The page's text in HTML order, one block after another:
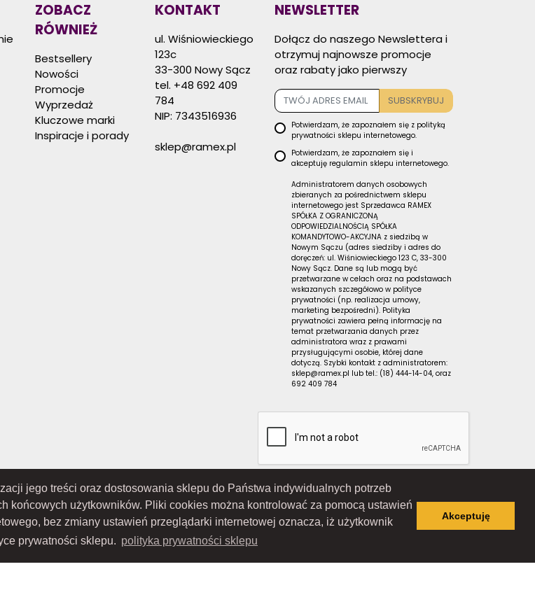
jego treści oraz dostosowania sklepu do Państwa indywidualnych potrzeb
końcowych użytkowników. Pliki cookies można kontrolować za pomocą ustawień
bez zmiany ustawień przeglądarki internetowej oznacza, iż użytkownik
prywatności sklepu. polityka prywatności sklepu
Akceptuję
ZOBACZ
RÓWNIEŻ
Bestsellery
Nowości
Promocje
Wyprzedaż
Kluczowe marki
Inspiracje i porady
KONTAKT
ul. Wiśniowieckiego
123c
33-300 Nowy Sącz
tel. +48 692 409
784
NIP: 7343516936
sklep@ramex.pl
NEWSLETTER
Dołącz do naszego Newslettera i
otrzymuj najnowsze promocje
oraz rabaty jako pierwszy
SUBSKRYBUJ
Potwierdzam, że zapoznałem się z polityką
prywatności sklepu internetowego.
Potwierdzam, że zapoznałem się i
akceptuję regulamin sklepu internetowego.
Administratorem danych osobowych
zbieranych za pośrednictwem sklepu
internetowego jest Sprzedawca RAMEX
SPÓŁKA Z OGRANICZONĄ
ODPOWIEDZIALNOŚCIĄ SPÓŁKA
KOMANDYTOWO-AKCYJNA z siedzibą w
Nowym Sączu (adres siedziby i adres do
doręczeń: ul. Wiśniowieckiego 123 C, 33-300
Nowy Sącz. Dane są lub mogą być
przetwarzane w celach oraz na podstawach
wskazanych szczegółowo w polityce
prywatności (np. realizacja umowy,
marketing bezpośredni). Polityka
prywatności zawiera pełną informację na
temat przetwarzania danych przez
administratora wraz z prawami
przysługującymi osobie, której dane
dotyczą. Szybki kontakt z administratorem:
sklep@ramex.pl lub tel.: (18) 444-14-04, oraz
692 409 784
z siedzibą w Nowym Sączu (adres siedziby i adres do doręczeń: ul. Wiśniowieckiego 123 C, 33-300 Nowy Sącz); wpisana do Rejestru
w którym przechowywana jest dokumentacja spółki: Sąd Rejonowy dla Krakowa-Śródmieścia w Krakowie, XII Wydział
w wysokości: 10 050 000 zł, w całości opłacony; NIP: 7343516936; REGON: 122671197
Proudly designed by